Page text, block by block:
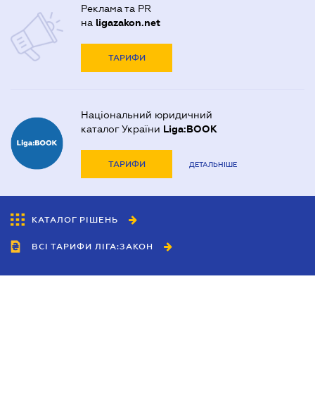
Реклама та PR
на ligazakon.net
ТАРИФИ
Національний юридичний
каталог України Liga:BOOK
ТАРИФИ ДЕТАЛЬНІШЕ
КАТАЛОГ РІШЕНЬ
ВСІ ТАРИФИ ЛІГА:ЗАКОН